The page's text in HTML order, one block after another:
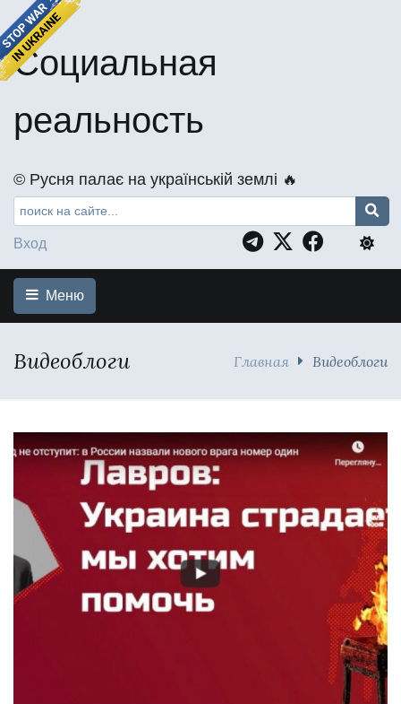
Социальная
реальность
©️ Русня палає на українській землі 🔥
Вход
Меню
Видеоблоги Главная Видеоблоги